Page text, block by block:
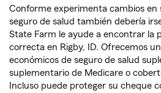
Conforme experimenta cambios en
seguro de salud también debería
State Farm le ayude a encontrar la
correcta en Rigby, ID. Ofrecemos
económicos de seguro de salud
suplementario de Medicare o
Incluso puede proteger su cheque